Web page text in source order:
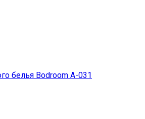
белья Bodroom A-031